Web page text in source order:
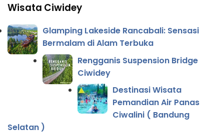
Wisata Ciwidey
Glamping Lakeside Rancabali: Sensasi
Bermalam di Alam Terbuka
Rengganis Suspension Bridge
Ciwidey
Destinasi Wisata
Pemandian Air Panas
Ciwalini ( Bandung
Selatan )